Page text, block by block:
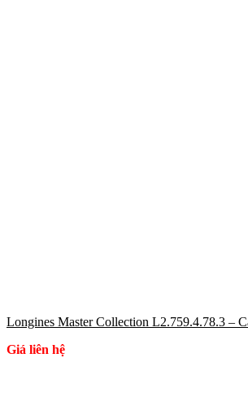
Longines Master Collection L2.759.4.78.3 –
Giá liên hệ